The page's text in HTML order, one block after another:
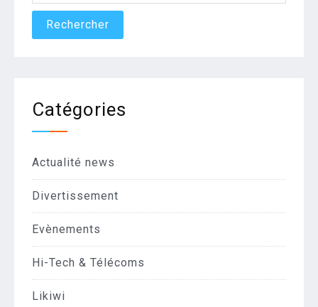
Catégories
Actualité news
Divertissement
Evènements
Hi-Tech & Télécoms
Likiwi